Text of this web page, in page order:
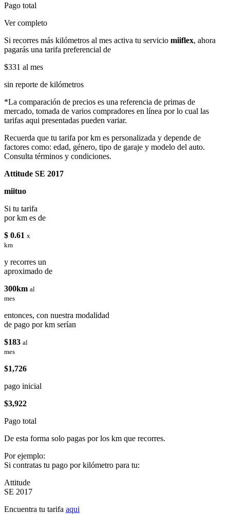
Pago total
Ver completo
Si recorres más kilómetros al mes activa tu servicio miiflex, ahora
pagarás una tarifa preferencial de
$331 al mes
sin reporte de kilómetros
*La comparación de precios es una referencia de primas de
mercado, tomada de varios compradores en línea por lo cual las
tarifas aqui presentadas pueden variar.
Recuerda que tu tarifa por km es personalizada y depende de
factores como: edad, género, tipo de garaje y modelo del auto.
Consulta términos y condiciones.
Attitude SE 2017
miituo
Si tu tarifa
por km es de
$ 0.61 x
km
y recorres un
aproximado de
300km al
mes
entonces, con nuestra modalidad
de pago por km serían
$183 al
mes
$1,726
pago inicial
$3,922
Pago total
De esta forma solo pagas por los km que recorres.
Por ejemplo:
Si contratas tu pago por kilómetro para tu:
Attitude
SE 2017
Encuentra tu tarifa aqui